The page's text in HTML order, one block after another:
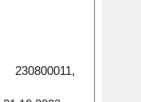
230800011,